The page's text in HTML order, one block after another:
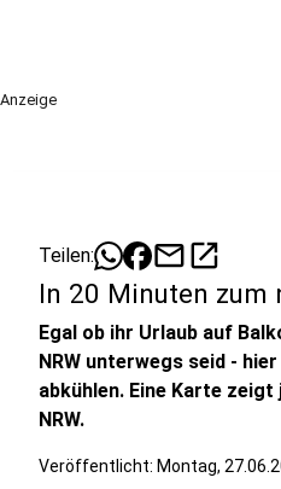
Anzeige
Teilen: mailopen_in_new
In 20 Minuten zum
Egal ob ihr Urlaub auf
NRW unterwegs seid -
abkühlen. Eine Karte
NRW.
Veröffentlicht: Montag,